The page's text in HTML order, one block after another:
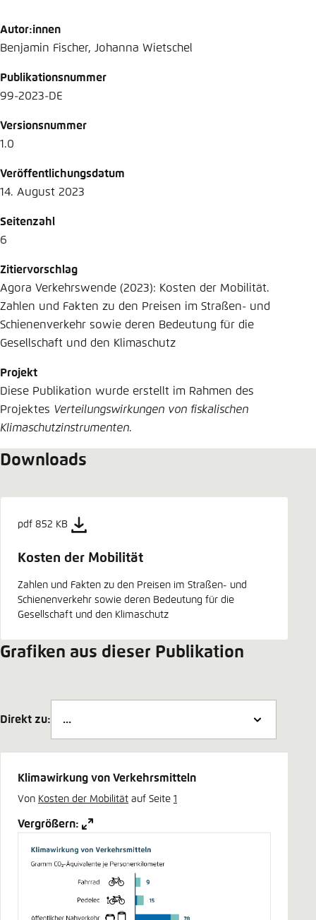
Autor:innen
Benjamin Fischer, Johanna Wietschel
Publikationsnummer
99-2023-DE
Versionsnummer
1.0
Veröffentlichungsdatum
14. August 2023
Seitenzahl
6
Zitiervorschlag
Agora Verkehrswende (2023): Kosten der Mobilität.
Zahlen und Fakten zu den Preisen im Straßen- und
Schienenverkehr sowie deren Bedeutung für die
Gesellschaft und den Klimaschutz
Projekt
Diese Publikation wurde erstellt im Rahmen des
Projektes Verteilungswirkungen von fiskalischen
Klimaschutzinstrumenten.
Downloads
pdf 852 KB
Kosten der Mobilität
Zahlen und Fakten zu den Preisen im Straßen- und
Schienenverkehr sowie deren Bedeutung für die
Gesellschaft und den Klimaschutz
Grafiken aus dieser Publikation
Direkt zu:
Klimawirkung von Verkehrsmitteln
Von Kosten der Mobilität auf Seite 1
Vergrößern: